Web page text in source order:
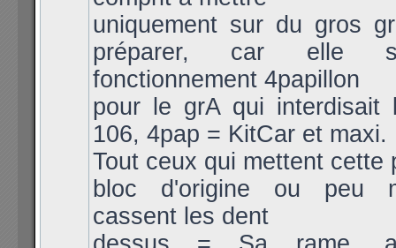
uniquement sur du gros
préparer, car elle
fonctionnement 4papillon
pour le grA qui interdisait
106, 4pap = KitCar et maxi.
Tout ceux qui mettent cette
bloc d'origine ou peu
cassent les dent